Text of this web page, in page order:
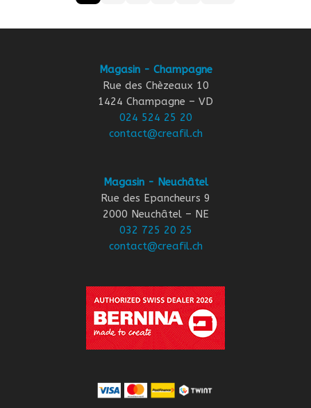
Magasin - Champagne
Rue des Chèzeaux 10
1424 Champagne – VD
024 524 25 20
contact@creafil.ch
Magasin - Neuchâtel
Rue des Epancheurs 9
2000 Neuchâtel – NE
032 725 20 25
contact@creafil.ch